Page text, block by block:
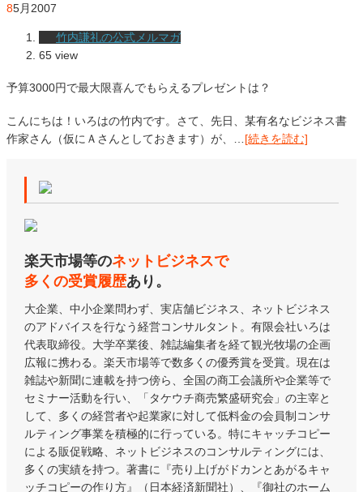
85月 2007
竹内謙礼の公式メルマガ
65 view
予算3000円で最大限喜んでもらえるプレゼントは？
こんにちは！いろはの竹内です。さて、先日、某有名なビジネス書
作家さん（仮にＡさんとしておきます）が、… [続きを読む]
楽天市場等のネットビジネスで
多くの受賞履歴あり。
大企業、中小企業問わず、実店舗ビジネス、ネットビジネス
のアドバイスを行なう経営コンサルタント。有限会社いろは
代表取締役。大学卒業後、雑誌編集者を経て観光牧場の企画
広報に携わる。楽天市場等で数多くの優秀賞を受賞。現在は
雑誌や新聞に連載を持つ傍ら、全国の商工会議所や企業等で
セミナー活動を行い、「タケウチ商売繁盛研究会」の主宰と
して、多くの経営者や起業家に対して低料金の会員制コンサ
ルティング事業を積極的に行っている。特にキャッチコピー
による販促戦略、ネットビジネスのコンサルティングには、
多くの実績を持つ。著書に『売り上げがドカンとあがるキャ
ッチコピーの作り方』（日本経済新聞社）、『御社のホーム